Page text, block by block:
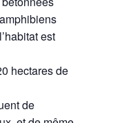
est
hectares de
de